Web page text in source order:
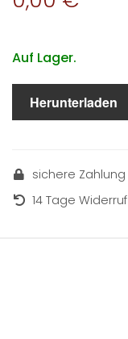
Auf Lager.
Herunterladen
sichere Zahlung
14 Tage Widerruf